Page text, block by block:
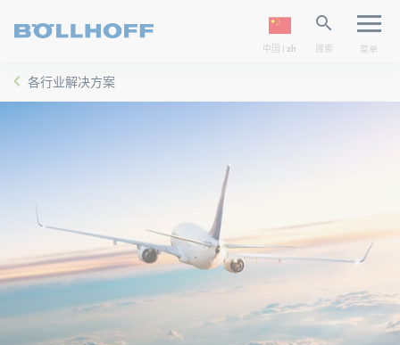
中国 | zh 搜索 菜单
各行业解决方案